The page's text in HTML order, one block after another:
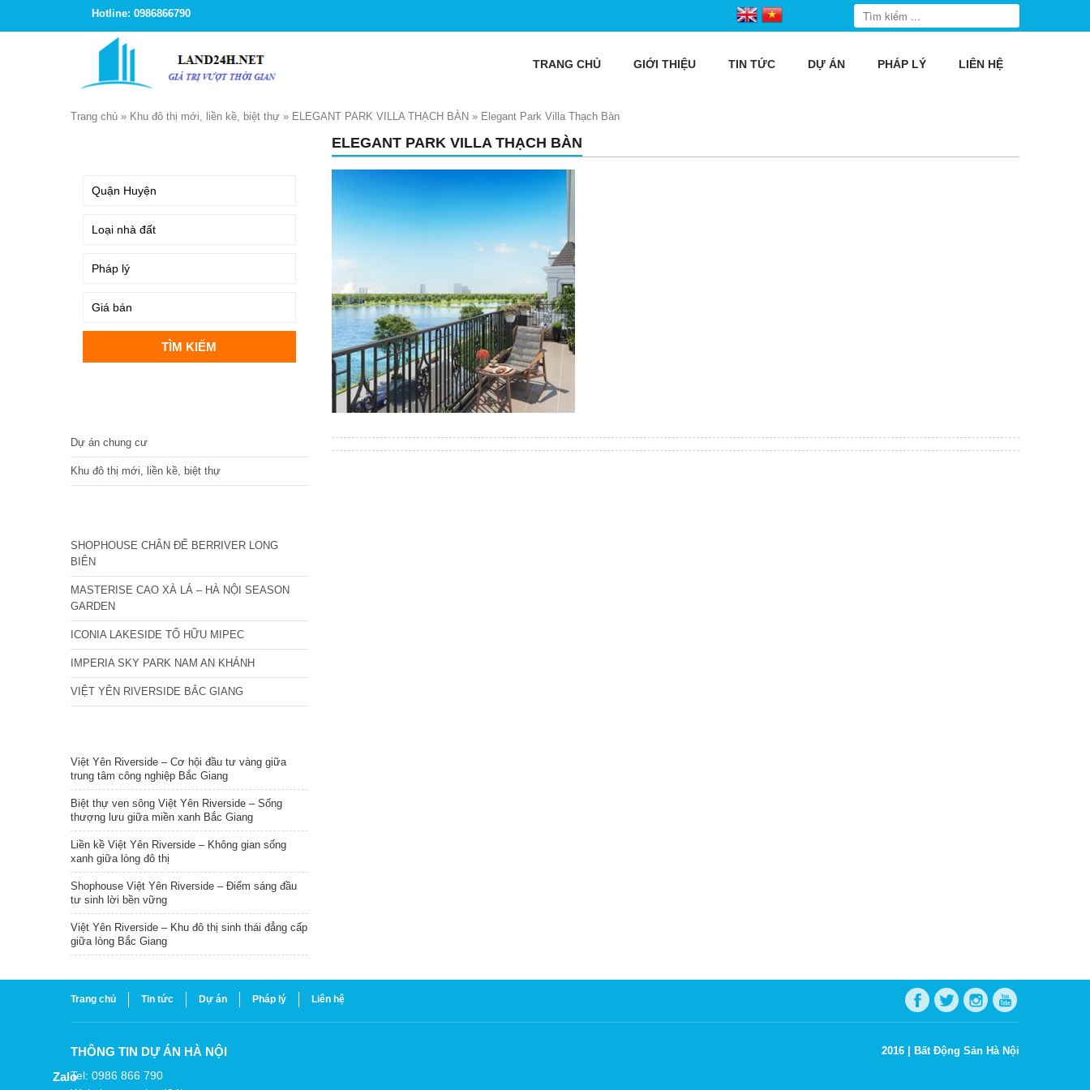
Hotline: 0986866790
TRANG CHỦ GIỚI THIỆU TIN TỨC DỰ ÁN PHÁP LÝ LIÊN HỆ
Trang chủ » Khu đô thị mới, liền kề, biệt thự » ELEGANT PARK VILLA THẠCH BÀN » Elegant Park Villa Thạch Bàn
ELEGANT PARK VILLA THẠCH BÀN
Dự án chung cư
Khu đô thị mới, liền kề, biệt thự
SHOPHOUSE CHÂN ĐẾ BERRIVER LONG
BIÊN
MASTERISE CAO XÀ LÁ – HÀ NỘI SEASON
GARDEN
ICONIA LAKESIDE TỐ HỮU MIPEC
IMPERIA SKY PARK NAM AN KHÁNH
VIỆT YÊN RIVERSIDE BẮC GIANG
Việt Yên Riverside – Cơ hội đầu tư vàng giữa
trung tâm công nghiệp Bắc Giang
Biệt thự ven sông Việt Yên Riverside – Sống
thượng lưu giữa miền xanh Bắc Giang
Liền kề Việt Yên Riverside – Không gian sống
xanh giữa lòng đô thị
Shophouse Việt Yên Riverside – Điểm sáng đầu
tư sinh lời bền vững
Việt Yên Riverside – Khu đô thị sinh thái đẳng cấp
giữa lòng Bắc Giang
Trang chủ Tin tức Dự án Pháp lý Liên hệ
THÔNG TIN DỰ ÁN HÀ NỘI
Tel: 0986 866 790
2016 | Bất Động Sản Hà Nội
Zalo